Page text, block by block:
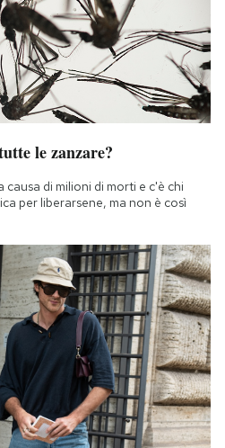
le zanzare?
di milioni di morti e c'è chi
per liberarsene, ma non è così